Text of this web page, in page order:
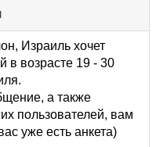
to
collapse
contents
Израиль хочет
в возрасте 19 - 30
а также
пользователей, вам
уже есть анкета)